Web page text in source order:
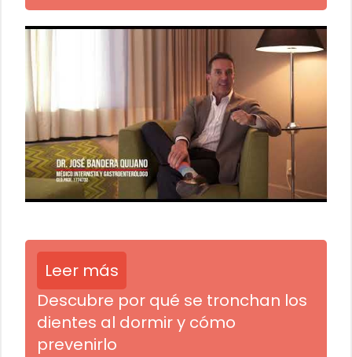
Leer más
Descubre por qué se tronchan los
dientes al dormir y cómo
prevenirlo